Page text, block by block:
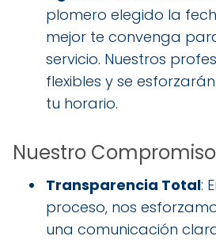
plomero elegido la
mejor te convenga
servicio. Nuestros
flexibles y se
tu horario.
Nuestro Compromiso
Transparencia Total:
proceso, nos
una comunicación